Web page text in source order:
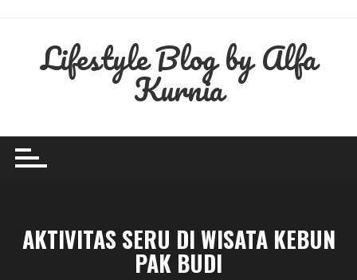
contentLifestyle Blog by Alfa
Kurnia
AKTIVITAS SERU DI WISATA KEBUN
PAK BUDI